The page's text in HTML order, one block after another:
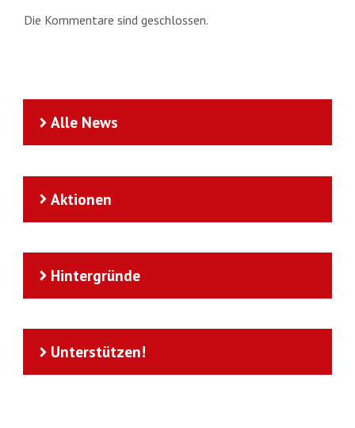
Die Kommentare sind geschlossen.
Alle News
Aktionen
Hintergründe
Unterstützen!